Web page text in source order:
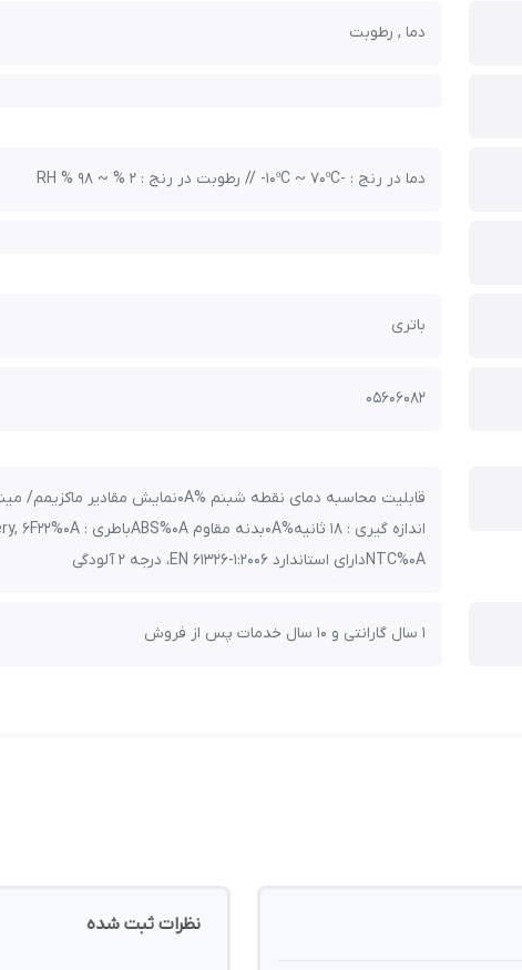
دما , رطوبت
دما در رنج : -10ºC ~ 70ºC- // رطوبت در رنج : 2 % ~ 98 % RH
باتری
05606082
NTC%0Aدارای استاندارد EN 61326-1:2006، درجه 2 آلودگی
1 سال گارانتی و 10 سال خدمات پس از فروش
نظرات ثبت شده